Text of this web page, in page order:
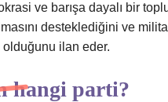
ve barışa dayalı bir
desteklediğini ve
olduğunu ilan eder.
hangi parti?